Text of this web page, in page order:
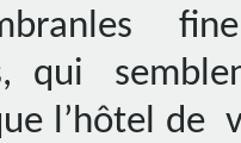
qui
l’hôtel de